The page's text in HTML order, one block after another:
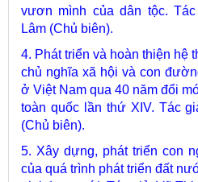
Lâm (Chủ biên).
4. Phát triển và hoàn thiện hệ
chủ nghĩa xã hội và con
ở Việt Nam qua 40 năm đổi
toàn quốc lần thứ XIV. Tác
(Chủ biên).
5. Xây dựng, phát triển con
của quá trình phát triển đất
giai đoạn mới. Tác giả: Vũ